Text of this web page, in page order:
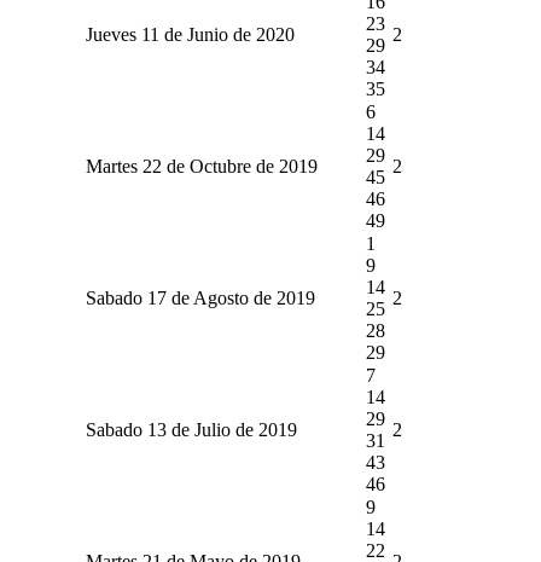
Jueves 11 de Junio de 2020
23
29
34
35
2
Martes 22 de Octubre de 2019
6
14
29
45
46
49
2
Sabado 17 de Agosto de 2019
1
9
14
25
28
29
2
Sabado 13 de Julio de 2019
7
14
29
31
43
46
2
9
14
22